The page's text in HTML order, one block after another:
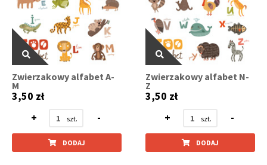
Zwierzakowy alfabet A-
M
3,50 zł
+
-
DODAJ
Zwierzakowy alfabet N-
Z
3,50 zł
+
-
DODAJ